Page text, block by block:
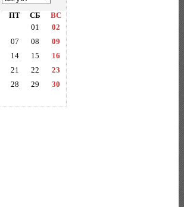
ПТ СБ
ВС
01
02
07 08
09
14 15
16
21 22
23
28 29
30